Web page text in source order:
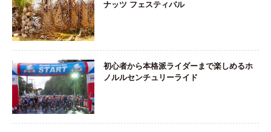
ナッツ フェスティバル
初心者から本格派ライダーまで楽しめるホ
ノルルセンチュリーライド